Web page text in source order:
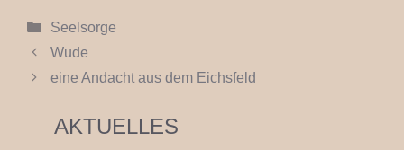
Kategorien
Seelsorge
Wude
eine Andacht aus dem Eichsfeld
AKTUELLES